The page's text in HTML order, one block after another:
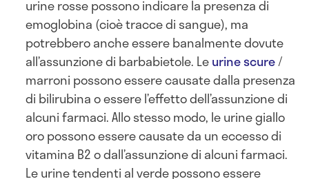
urine rosse possono indicare la presenza di
emoglobina (cioè tracce di sangue), ma
potrebbero anche essere banalmente dovute
all’assunzione di barbabietole. Leurine scure/
marroni possono essere causate dalla presenza
di bilirubina o essere l’effetto dell’assunzione di
alcuni farmaci. Allo stesso modo, le urine giallo
oro possono essere causate da un eccesso di
vitamina B2 o dall’assunzione di alcuni farmaci.
Le urine tendenti al verde possono essere